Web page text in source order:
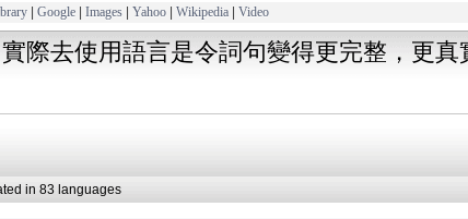
| Google | Images | Yahoo | Wikipedia | Video
實際去使用語言是令詞句變得更完整，更
in 83 languages